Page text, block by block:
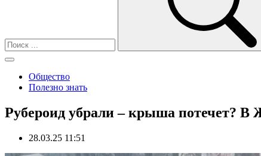
Общество
Полезно знать
Рубероид убрали – крыша потечет?
28.03.25 11:51